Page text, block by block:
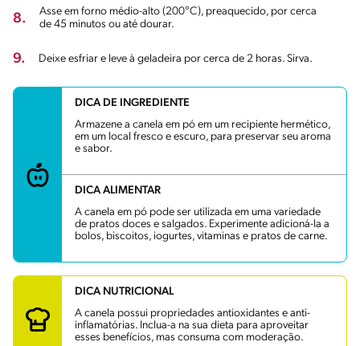
8.
Asse em forno médio-alto (200°C), preaquecido, por cerca
de 45 minutos ou até dourar.
9. Deixe esfriar e leve à geladeira por cerca de 2 horas. Sirva.
DICA DE INGREDIENTE
Armazene a canela em pó em um recipiente hermético,
em um local fresco e escuro, para preservar seu aroma
e sabor.
DICA ALIMENTAR
A canela em pó pode ser utilizada em uma variedade
de pratos doces e salgados. Experimente adicioná-la a
bolos, biscoitos, iogurtes, vitaminas e pratos de carne.
DICA NUTRICIONAL
A canela possui propriedades antioxidantes e anti-
inflamatórias. Inclua-a na sua dieta para aproveitar
esses benefícios, mas consuma com moderação.